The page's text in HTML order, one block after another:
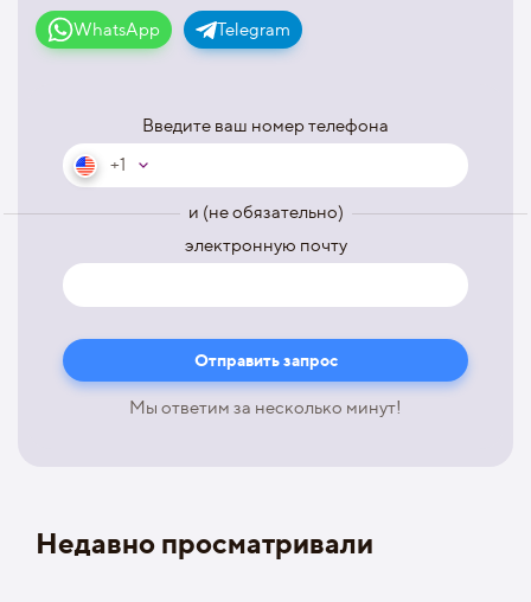
WhatsApp Telegram
Введите ваш номер телефона
+1
и (не обязательно)
электронную почту
Мы ответим за несколько минут!
Недавно просматривали